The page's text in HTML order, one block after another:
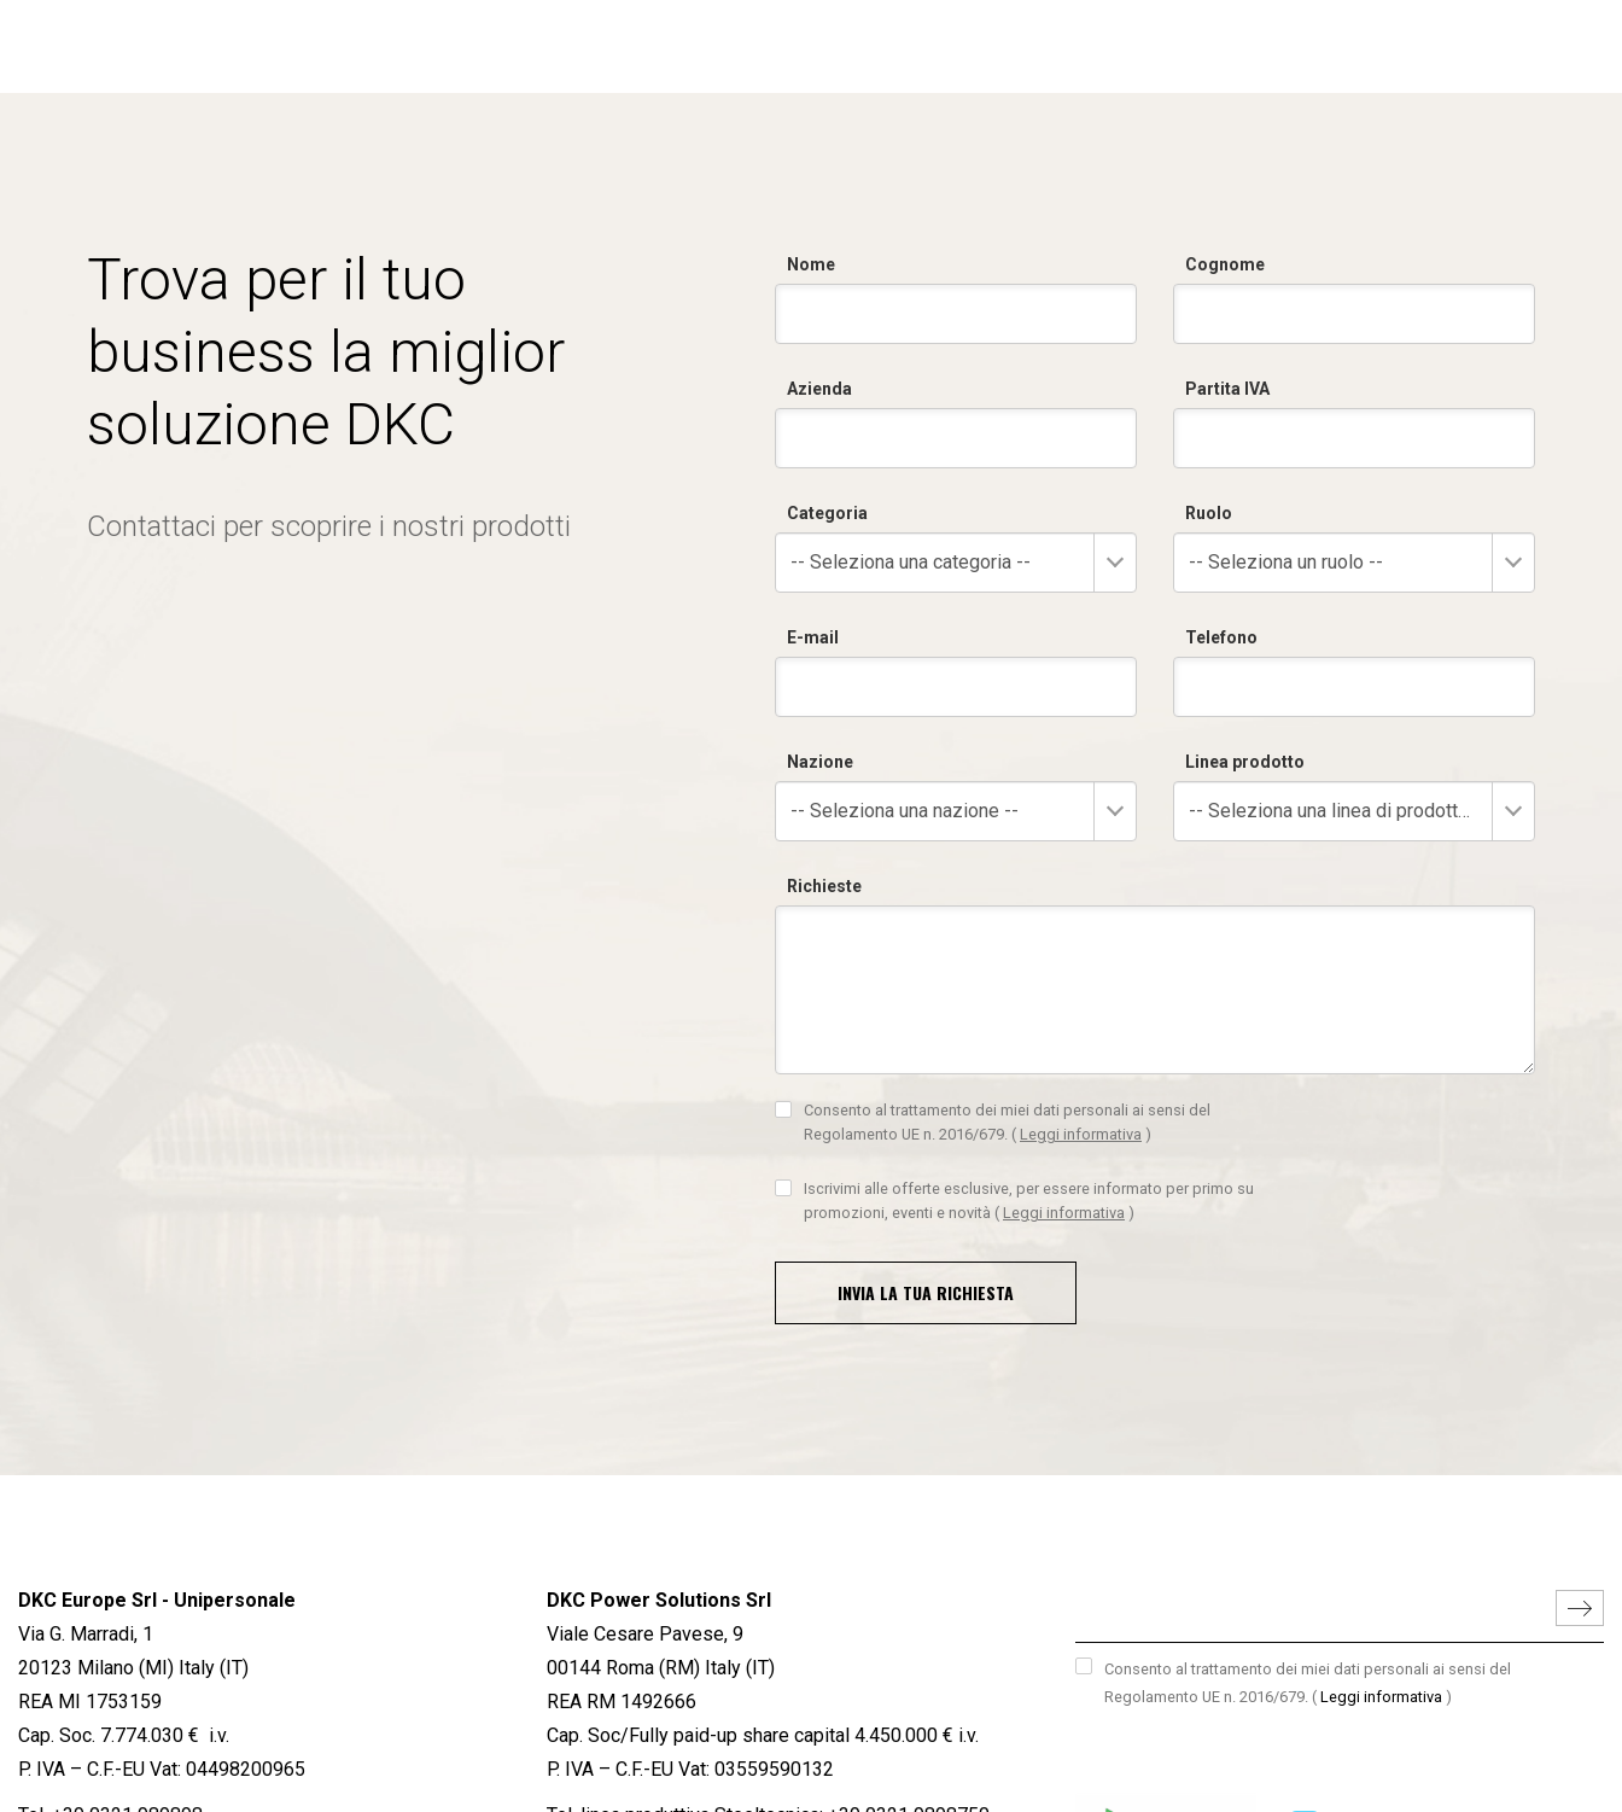
Trova per il tuo
business la miglior
soluzione DKC
Contattaci per scoprire i nostri prodotti
Nome Cognome
Azienda Partita IVA
Categoria
-- Seleziona una categoria --
Ruolo
-- Seleziona un ruolo --
E-mail Telefono
Nazione
-- Seleziona una nazione --
Linea prodotto
-- Seleziona una linea di prodotto --
Richieste
Consento al trattamento dei miei dati personali ai sensi del
Regolamento UE n. 2016/679. ( Leggi informativa )
Iscrivimi alle offerte esclusive, per essere informato per primo su
promozioni, eventi e novità ( Leggi informativa )
INVIA LA TUA RICHIESTA
DKC Europe Srl - Unipersonale
Via G. Marradi, 1
20123 Milano (MI) Italy (IT)
REA MI 1753159
Cap. Soc. 7.774.030 € i.v.
P. IVA – C.F.-EU Vat: 04498200965
DKC Power Solutions Srl
Viale Cesare Pavese, 9
00144 Roma (RM) Italy (IT)
REA RM 1492666
Cap. Soc/Fully paid-up share capital 4.450.000 € i.v.
P. IVA – C.F.-EU Vat: 03559590132
Consento al trattamento dei miei dati personali ai sensi del
Regolamento UE n. 2016/679. ( Leggi informativa )